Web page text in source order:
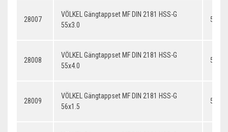
28007
VÖLKEL Gängtappset MF DIN 2181 HSS-G
55x3.0
28008
VÖLKEL Gängtappset MF DIN 2181 HSS-G
55x4.0
28009
VÖLKEL Gängtappset MF DIN 2181 HSS-G
56x1.5